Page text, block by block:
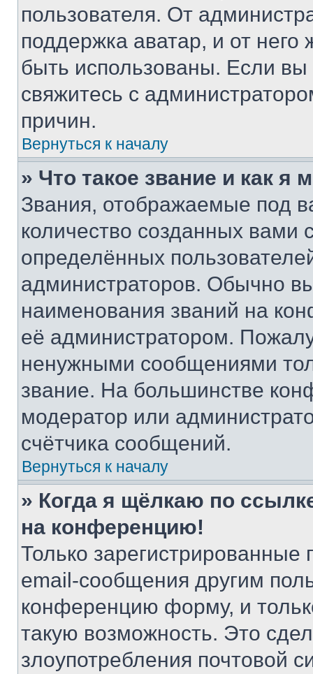
пользователя. От
поддержка аватар, и от него
быть использованы. Если
свяжитесь с
причин.
Вернуться к началу
» Что такое звание и как я
Звания, отображаемые под
количество созданных
определённых
администраторов. Обычно
наименования званий на
её администратором.
ненужными сообщениями
звание. На большинстве
модератор или
счётчика сообщений.
Вернуться к началу
» Когда я щёлкаю по
на конференцию!
Только зарегистрированные
email-сообщения другим
конференцию форму, и
такую возможность. Это
злоупотребления почтовой